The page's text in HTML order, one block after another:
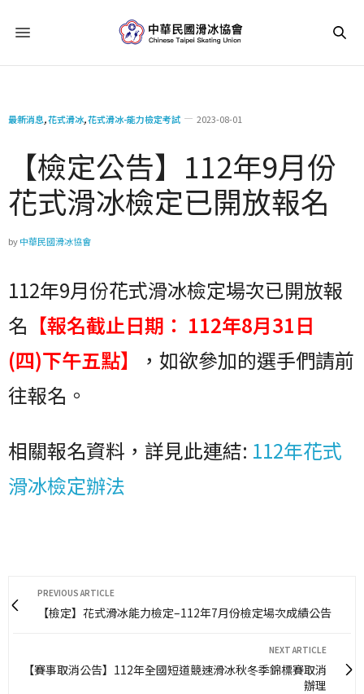
最新消息,花式滑冰,花式滑冰-能力檢定考試 2023-08-01
【檢定公告】112年9月份
花式滑冰檢定已開放報名
by中華民國滑冰協會
112年9月份花式滑冰檢定場次已開放報
名 【報名截止日期： 112年8月31日
(四)下午五點】
，如欲參加的選手們請前
往報名。
相關報名資料，詳見此連結: 112年花式
滑冰檢定辦法
PREVIOUS ARTICLE
【檢定】花式滑冰能力檢定–112年7月份檢定場次成績公告
NEXT ARTICLE
【賽事取消公告】112年全國短道競速滑冰秋冬季錦標賽取消
辦理